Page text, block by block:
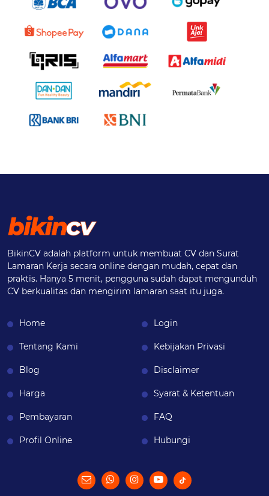
BikinCV adalah platform untuk membuat CV dan Surat
Lamaran Kerja secara online dengan mudah, cepat dan
praktis. Hanya 5 menit, pengguna sudah dapat mengunduh
CV berkualitas dan mengirim lamaran saat itu juga.
Home
Tentang Kami
Blog
Harga
Pembayaran
Profil Online
Login
Kebijakan Privasi
Disclaimer
Syarat & Ketentuan
FAQ
Hubungi